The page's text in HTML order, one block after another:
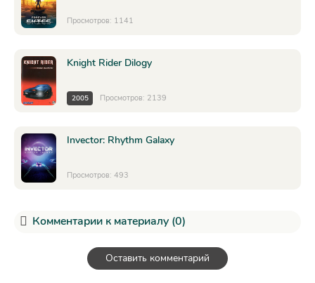
Просмотров: 1141
Knight Rider Dilogy
2005 Просмотров: 2139
Invector: Rhythm Galaxy
Просмотров: 493
Комментарии к материалу (0)
Оставить комментарий